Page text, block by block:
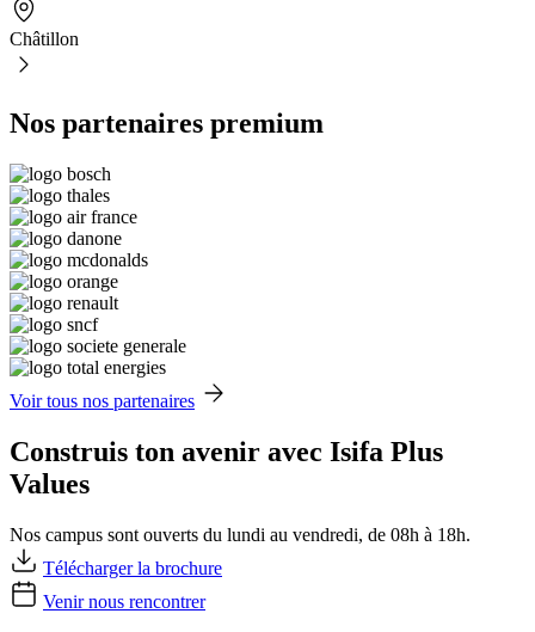
Châtillon
Nos partenaires premium
Voir tous nos partenaires
Construis ton avenir avec Isifa Plus
Values
Nos campus sont ouverts du lundi au vendredi, de 08h à 18h.
Télécharger la brochure
Venir nous rencontrer